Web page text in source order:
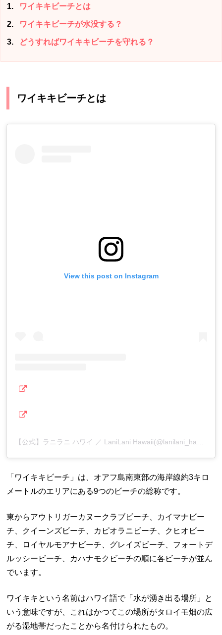
1 ワイキキビーチとは
2 ワイキキビーチが水没する？
3 どうすればワイキキビーチを守れる？
ワイキキビーチとは
View this post on Instagram
「ワイキキビーチ」は、オアフ島南東部の海岸線約3キロ
メートルのエリアにある9つのビーチの総称です。
東からアウトリガーカヌークラブビーチ、カイマナビー
チ、クイーンズビーチ、カピオラニビーチ、クヒオビー
チ、ロイヤルモアナビーチ、グレイズビーチ、フォートデ
ルッシービーチ、カハナモクビーチの順に各ビーチが並ん
でいます。
ワイキキという名前はハワイ語で「水が湧き出る場所」と
いう意味ですが、これはかつてこの場所がタロイモ畑の広
がる湿地帯だったことから名付けられたもの。